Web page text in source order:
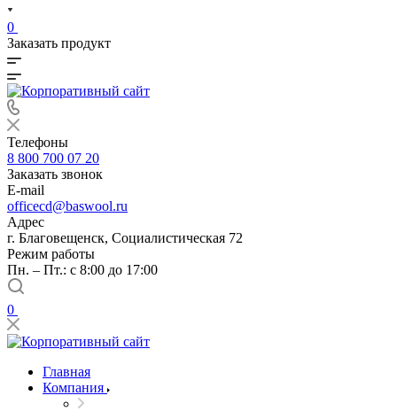
0
Заказать продукт
Телефоны
8 800 700 07 20
Заказать звонок
E-mail
officecd@baswool.ru
Адрес
г. Благовещенск, Социалистическая 72
Режим работы
Пн. – Пт.: с 8:00 до 17:00
0
Главная
Компания